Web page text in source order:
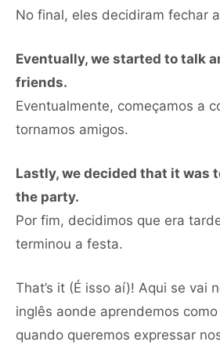
No final, eles decidiram fechar
Eventually, we started to talk
friends.
Eventualmente, começamos a
tornamos amigos.
Lastly, we decided that it was
the party.
Por fim, decidimos que era
terminou a festa.
That’s it (É isso aí)! Aqui se vai
inglês aonde aprendemos
quando queremos expressar